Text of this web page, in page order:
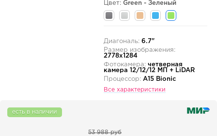
Цвет: Green - Зеленый
Диагональ: 6.7"
Размер изображения:
2778x1284
Фотокамера: четверная
камера 12/12/12 МП + LiDAR
Процессор: A15 Bionic
Все характеристики
есть в наличии
53 988 руб